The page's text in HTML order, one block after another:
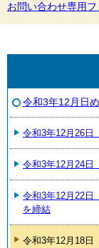
お問い合わせ専用フ
令和3年12月日
令和3年12月26
令和3年12月24
令和3年12月22
を締結
令和3年12月18